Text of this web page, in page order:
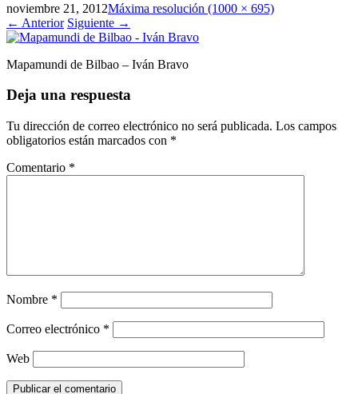
noviembre 21, 2012Máxima resolución (1000 × 695)
← Anterior Siguiente →
Mapamundi de Bilbao – Iván Bravo
Deja una respuesta
Tu dirección de correo electrónico no será publicada. Los campos
obligatorios están marcados con *
Comentario *
Nombre *
Correo electrónico *
Web